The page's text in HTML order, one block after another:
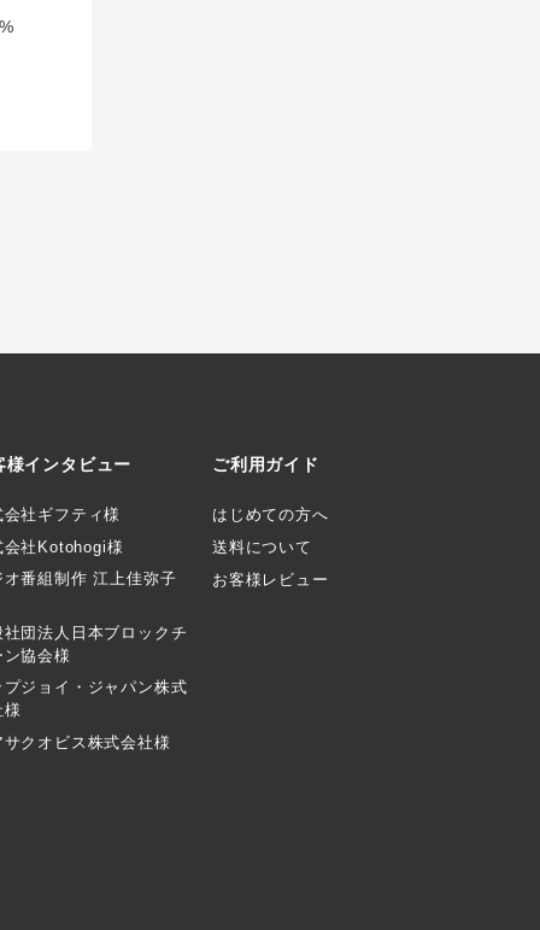
様インタビュー
会社ギフティ様
会社Kotohogi様
オ番組制作 江上佳弥子
社団法人日本ブロックチ
ン協会様
プジョイ・ジャパン株式
様
サクオビス株式会社様
ご利用ガイド
はじめての方へ
送料について
お客様レビュー